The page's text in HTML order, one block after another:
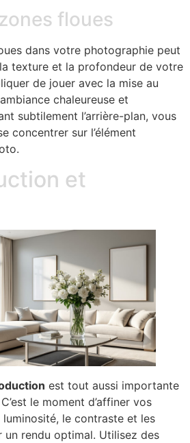
floues
dans votre photographie peut
texture et la profondeur de votre
de jouer avec la mise au
chaleureuse et
subtilement l’arrière-plan, vous
concentrer sur l’élément
et
est tout aussi importante
le moment d’affiner vos
le contraste et les
rendu optimal. Utilisez des